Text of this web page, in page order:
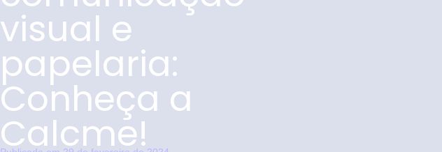
visual e
papelaria:
Conheça a
Calcme!